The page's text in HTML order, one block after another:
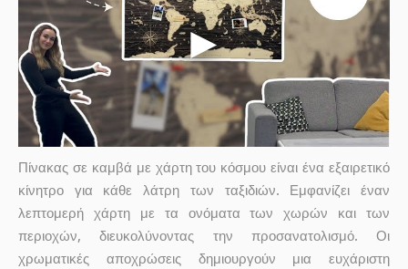
Πίνακας σε καμβά με χάρτη του κόσμου είναι ένα εξαιρετικό
κίνητρο για κάθε λάτρη των ταξιδιών. Εμφανίζει έναν
λεπτομερή χάρτη με τα ονόματα των χωρών και των
περιοχών, διευκολύνοντας την προσανατολισμό. Οι
χρωματικές αποχρώσεις δημιουργούν μια ευχάριστη